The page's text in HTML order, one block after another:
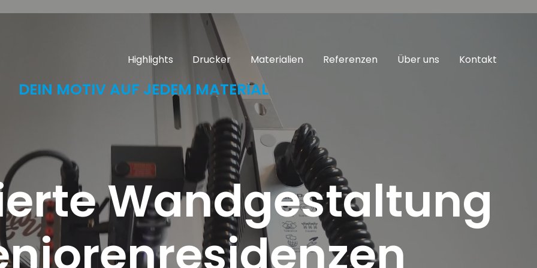
Highlights
Drucker Materialien Referenzen Über uns Kontakt
DEIN MOTIV AUF JEDEM MATERIAL
Wandgestaltung